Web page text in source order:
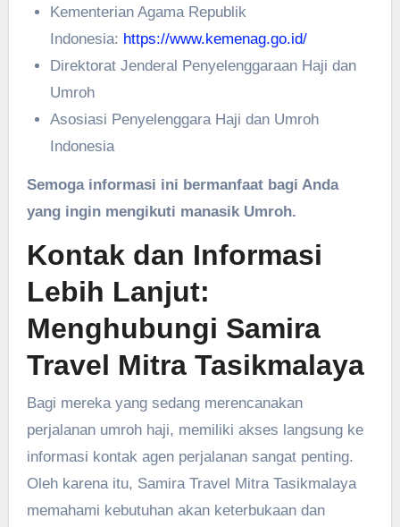
Kementerian Agama Republik
Indonesia: https://www.kemenag.go.id/
Direktorat Jenderal Penyelenggaraan Haji dan
Umroh
Asosiasi Penyelenggara Haji dan Umroh
Indonesia
Semoga informasi ini bermanfaat bagi Anda
yang ingin mengikuti manasik Umroh.
Kontak dan Informasi
Lebih Lanjut:
Menghubungi Samira
Travel Mitra Tasikmalaya
Bagi mereka yang sedang merencanakan
perjalanan umroh haji, memiliki akses langsung ke
informasi kontak agen perjalanan sangat penting.
Oleh karena itu, Samira Travel Mitra Tasikmalaya
memahami kebutuhan akan keterbukaan dan